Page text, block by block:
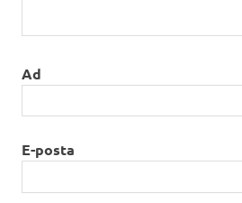
Ad
E-posta